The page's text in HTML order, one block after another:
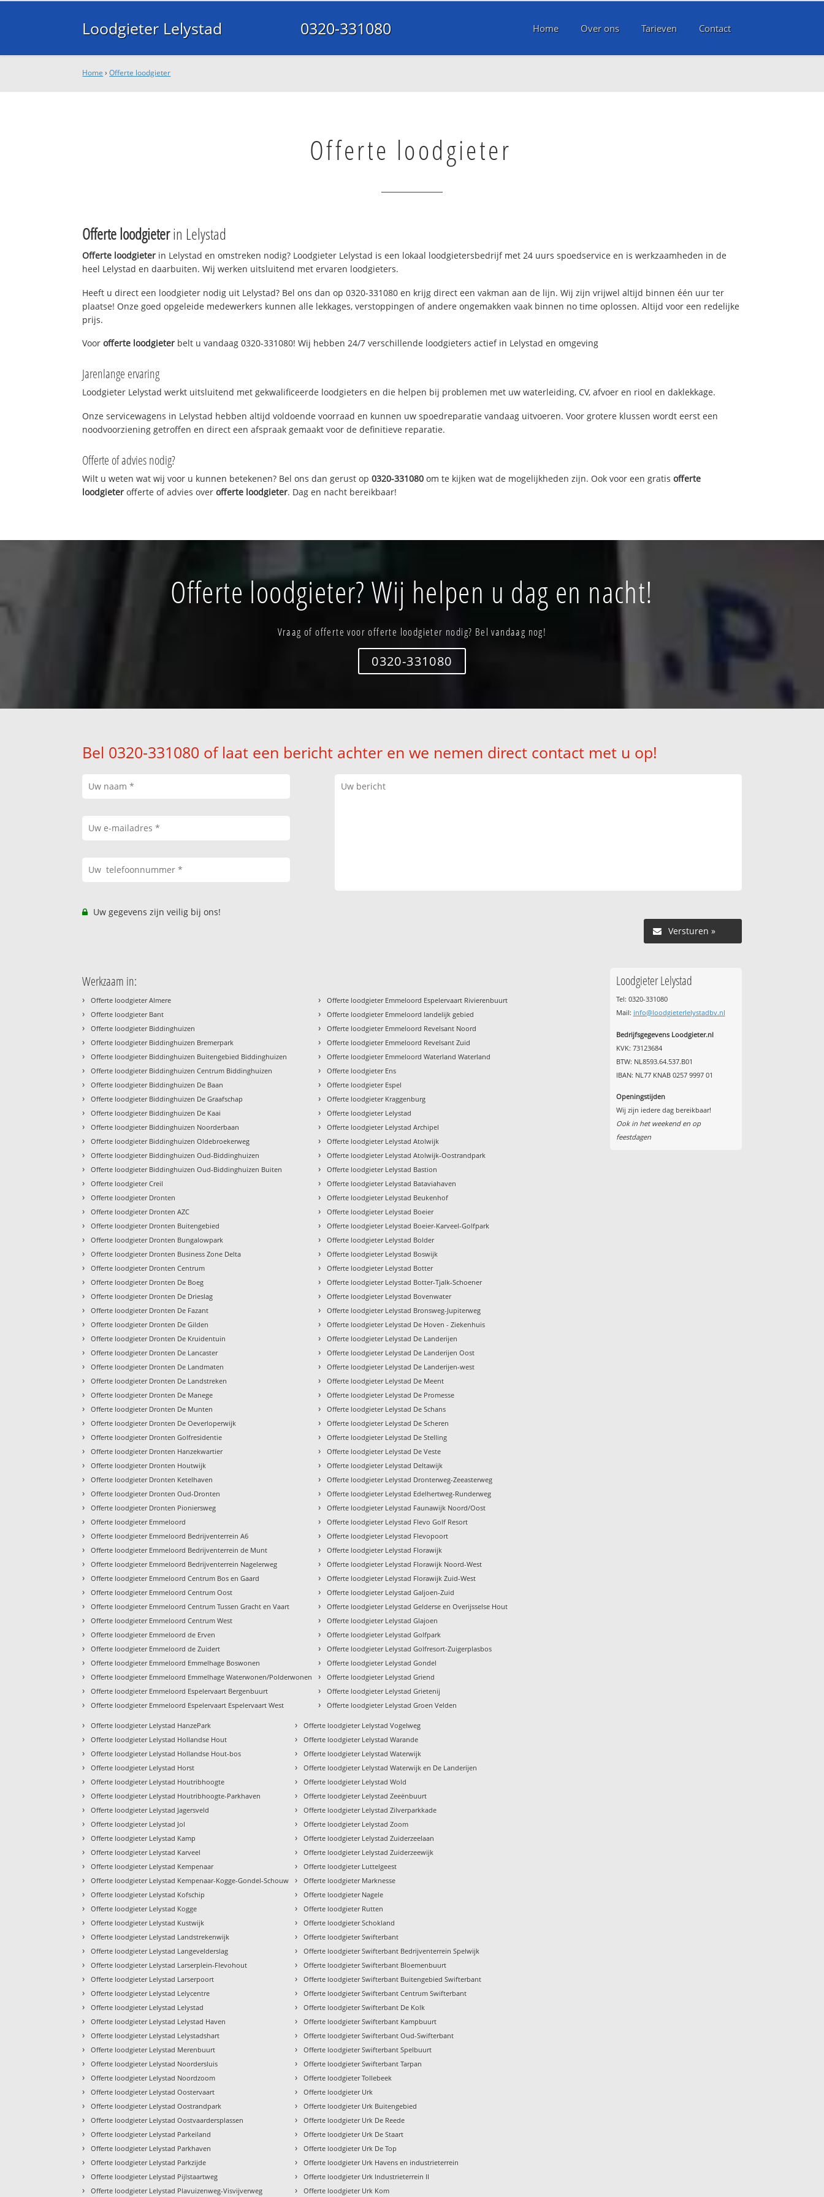
Loodgieter Lelystad 0320-331080 Home Over ons Tarieven Contact
Home ›Offerte loodgieter
Offerte loodgieter
Offerte loodgieterin Lelystad
Offerte loodgieter in Lelystad en omstreken nodig? Loodgieter Lelystad is een lokaal loodgietersbedrijf met 24 uurs spoedservice en is werkzaamheden in de
heel Lelystad en daarbuiten. Wij werken uitsluitend met ervaren loodgieters.
Heeft u direct een loodgieter nodig uit Lelystad? Bel ons dan op 0320-331080 en krijg direct een vakman aan de lijn. Wij zijn vrijwel altijd binnen één uur ter
plaatse! Onze goed opgeleide medewerkers kunnen alle lekkages, verstoppingen of andere ongemakken vaak binnen no time oplossen. Altijd voor een redelijke
prijs.
Voorofferte loodgieter belt u vandaag 0320-331080! Wij hebben 24/7 verschillende loodgieters actief in Lelystad en omgeving
Jarenlange ervaring
Loodgieter Lelystad werkt uitsluitend met gekwalificeerde loodgieters en die helpen bij problemen met uw waterleiding, CV, afvoer en riool en daklekkage.
Onze servicewagens in Lelystad hebben altijd voldoende voorraad en kunnen uw spoedreparatie vandaag uitvoeren. Voor grotere klussen wordt eerst een
noodvoorziening getroffen en direct een afspraak gemaakt voor de definitieve reparatie.
Offerte of advies nodig?
Wilt u weten wat wij voor u kunnen betekenen? Bel ons dan gerust op0320-331080 om te kijken wat de mogelijkheden zijn. Ook voor een gratisofferte
loodgieter offerte of advies overofferte loodgieter. Dag en nacht bereikbaar!
Offerte loodgieter? Wij helpen u dag en nacht!
Vraag of offerte voor offerte loodgieter nodig? Bel vandaag nog!
0320-331080
Bel 0320-331080 of laat een bericht achter en we nemen direct contact met u op!
Uw gegevens zijn veilig bij ons!
Versturen »
Werkzaam in:
› Offerte loodgieter Almere
› Offerte loodgieter Bant
› Offerte loodgieter Biddinghuizen
› Offerte loodgieter Biddinghuizen Bremerpark
› Offerte loodgieter Biddinghuizen Buitengebied Biddinghuizen
› Offerte loodgieter Biddinghuizen Centrum Biddinghuizen
› Offerte loodgieter Biddinghuizen De Baan
› Offerte loodgieter Biddinghuizen De Graafschap
› Offerte loodgieter Biddinghuizen De Kaai
› Offerte loodgieter Biddinghuizen Noorderbaan
› Offerte loodgieter Biddinghuizen Oldebroekerweg
› Offerte loodgieter Biddinghuizen Oud-Biddinghuizen
› Offerte loodgieter Biddinghuizen Oud-Biddinghuizen Buiten
› Offerte loodgieter Creil
› Offerte loodgieter Dronten
› Offerte loodgieter Dronten AZC
› Offerte loodgieter Dronten Buitengebied
› Offerte loodgieter Dronten Bungalowpark
› Offerte loodgieter Dronten Business Zone Delta
› Offerte loodgieter Dronten Centrum
› Offerte loodgieter Dronten De Boeg
› Offerte loodgieter Dronten De Drieslag
› Offerte loodgieter Dronten De Fazant
› Offerte loodgieter Dronten De Gilden
› Offerte loodgieter Dronten De Kruidentuin
› Offerte loodgieter Dronten De Lancaster
› Offerte loodgieter Dronten De Landmaten
› Offerte loodgieter Dronten De Landstreken
› Offerte loodgieter Dronten De Manege
› Offerte loodgieter Dronten De Munten
› Offerte loodgieter Dronten De Oeverloperwijk
› Offerte loodgieter Dronten Golfresidentie
› Offerte loodgieter Dronten Hanzekwartier
› Offerte loodgieter Dronten Houtwijk
› Offerte loodgieter Dronten Ketelhaven
› Offerte loodgieter Dronten Oud-Dronten
› Offerte loodgieter Dronten Pioniersweg
› Offerte loodgieter Emmeloord
› Offerte loodgieter Emmeloord Bedrijventerrein A6
› Offerte loodgieter Emmeloord Bedrijventerrein de Munt
› Offerte loodgieter Emmeloord Bedrijventerrein Nagelerweg
› Offerte loodgieter Emmeloord Centrum Bos en Gaard
› Offerte loodgieter Emmeloord Centrum Oost
› Offerte loodgieter Emmeloord Centrum Tussen Gracht en Vaart
› Offerte loodgieter Emmeloord Centrum West
› Offerte loodgieter Emmeloord de Erven
› Offerte loodgieter Emmeloord de Zuidert
› Offerte loodgieter Emmeloord Emmelhage Boswonen
› Offerte loodgieter Emmeloord Emmelhage Waterwonen/Polderwonen
› Offerte loodgieter Emmeloord Espelervaart Bergenbuurt
› Offerte loodgieter Emmeloord Espelervaart Espelervaart West
› Offerte loodgieter Emmeloord Espelervaart Rivierenbuurt
› Offerte loodgieter Emmeloord landelijk gebied
› Offerte loodgieter Emmeloord Revelsant Noord
› Offerte loodgieter Emmeloord Revelsant Zuid
› Offerte loodgieter Emmeloord Waterland Waterland
› Offerte loodgieter Ens
› Offerte loodgieter Espel
› Offerte loodgieter Kraggenburg
› Offerte loodgieter Lelystad
› Offerte loodgieter Lelystad Archipel
› Offerte loodgieter Lelystad Atolwijk
› Offerte loodgieter Lelystad Atolwijk-Oostrandpark
› Offerte loodgieter Lelystad Bastion
› Offerte loodgieter Lelystad Bataviahaven
› Offerte loodgieter Lelystad Beukenhof
› Offerte loodgieter Lelystad Boeier
› Offerte loodgieter Lelystad Boeier-Karveel-Golfpark
› Offerte loodgieter Lelystad Bolder
› Offerte loodgieter Lelystad Boswijk
› Offerte loodgieter Lelystad Botter
› Offerte loodgieter Lelystad Botter-Tjalk-Schoener
› Offerte loodgieter Lelystad Bovenwater
› Offerte loodgieter Lelystad Bronsweg-Jupiterweg
› Offerte loodgieter Lelystad De Hoven - Ziekenhuis
› Offerte loodgieter Lelystad De Landerijen
› Offerte loodgieter Lelystad De Landerijen Oost
› Offerte loodgieter Lelystad De Landerijen-west
› Offerte loodgieter Lelystad De Meent
› Offerte loodgieter Lelystad De Promesse
› Offerte loodgieter Lelystad De Schans
› Offerte loodgieter Lelystad De Scheren
› Offerte loodgieter Lelystad De Stelling
› Offerte loodgieter Lelystad De Veste
› Offerte loodgieter Lelystad Deltawijk
› Offerte loodgieter Lelystad Dronterweg-Zeeasterweg
› Offerte loodgieter Lelystad Edelhertweg-Runderweg
› Offerte loodgieter Lelystad Faunawijk Noord/Oost
› Offerte loodgieter Lelystad Flevo Golf Resort
› Offerte loodgieter Lelystad Flevopoort
› Offerte loodgieter Lelystad Florawijk
› Offerte loodgieter Lelystad Florawijk Noord-West
› Offerte loodgieter Lelystad Florawijk Zuid-West
› Offerte loodgieter Lelystad Galjoen-Zuid
› Offerte loodgieter Lelystad Gelderse en Overijsselse Hout
› Offerte loodgieter Lelystad Glajoen
› Offerte loodgieter Lelystad Golfpark
› Offerte loodgieter Lelystad Golfresort-Zuigerplasbos
› Offerte loodgieter Lelystad Gondel
› Offerte loodgieter Lelystad Griend
› Offerte loodgieter Lelystad Grietenij
› Offerte loodgieter Lelystad Groen Velden
› Offerte loodgieter Lelystad HanzePark
› Offerte loodgieter Lelystad Hollandse Hout
› Offerte loodgieter Lelystad Hollandse Hout-bos
› Offerte loodgieter Lelystad Horst
› Offerte loodgieter Lelystad Houtribhoogte
› Offerte loodgieter Lelystad Houtribhoogte-Parkhaven
› Offerte loodgieter Lelystad Jagersveld
› Offerte loodgieter Lelystad Jol
› Offerte loodgieter Lelystad Kamp
› Offerte loodgieter Lelystad Karveel
› Offerte loodgieter Lelystad Kempenaar
› Offerte loodgieter Lelystad Kempenaar-Kogge-Gondel-Schouw
› Offerte loodgieter Lelystad Kofschip
› Offerte loodgieter Lelystad Kogge
› Offerte loodgieter Lelystad Kustwijk
› Offerte loodgieter Lelystad Landstrekenwijk
› Offerte loodgieter Lelystad Langevelderslag
› Offerte loodgieter Lelystad Larserplein-Flevohout
› Offerte loodgieter Lelystad Larserpoort
› Offerte loodgieter Lelystad Lelycentre
› Offerte loodgieter Lelystad Lelystad
› Offerte loodgieter Lelystad Lelystad Haven
› Offerte loodgieter Lelystad Lelystadshart
› Offerte loodgieter Lelystad Merenbuurt
› Offerte loodgieter Lelystad Noordersluis
› Offerte loodgieter Lelystad Noordzoom
› Offerte loodgieter Lelystad Oostervaart
› Offerte loodgieter Lelystad Oostrandpark
› Offerte loodgieter Lelystad Oostvaardersplassen
› Offerte loodgieter Lelystad Parkeiland
› Offerte loodgieter Lelystad Parkhaven
› Offerte loodgieter Lelystad Parkzijde
› Offerte loodgieter Lelystad Pijlstaartweg
› Offerte loodgieter Lelystad Plavuizenweg-Visvijverweg
› Offerte loodgieter Lelystad Vogelweg
› Offerte loodgieter Lelystad Warande
› Offerte loodgieter Lelystad Waterwijk
› Offerte loodgieter Lelystad Waterwijk en De Landerijen
› Offerte loodgieter Lelystad Wold
› Offerte loodgieter Lelystad Zeeënbuurt
› Offerte loodgieter Lelystad Zilverparkkade
› Offerte loodgieter Lelystad Zoom
› Offerte loodgieter Lelystad Zuiderzeelaan
› Offerte loodgieter Lelystad Zuiderzeewijk
› Offerte loodgieter Luttelgeest
› Offerte loodgieter Marknesse
› Offerte loodgieter Nagele
› Offerte loodgieter Rutten
› Offerte loodgieter Schokland
› Offerte loodgieter Swifterbant
› Offerte loodgieter Swifterbant Bedrijventerrein Spelwijk
› Offerte loodgieter Swifterbant Bloemenbuurt
› Offerte loodgieter Swifterbant Buitengebied Swifterbant
› Offerte loodgieter Swifterbant Centrum Swifterbant
› Offerte loodgieter Swifterbant De Kolk
› Offerte loodgieter Swifterbant Kampbuurt
› Offerte loodgieter Swifterbant Oud-Swifterbant
› Offerte loodgieter Swifterbant Spelbuurt
› Offerte loodgieter Swifterbant Tarpan
› Offerte loodgieter Tollebeek
› Offerte loodgieter Urk
› Offerte loodgieter Urk Buitengebied
› Offerte loodgieter Urk De Reede
› Offerte loodgieter Urk De Staart
› Offerte loodgieter Urk De Top
› Offerte loodgieter Urk Havens en industrieterrein
› Offerte loodgieter Urk Industrieterrein II
› Offerte loodgieter Urk Kom
Loodgieter Lelystad
Tel: 0320-331080
Mail: info@loodgieterlelystadbv.nl
Bedrijfsgegevens Loodgieter.nl
KVK: 73123684
BTW: NL8593.64.537.B01
IBAN: NL77 KNAB 0257 9997 01
Openingstijden
Wij zijn iedere dag bereikbaar!
Ook in het weekend en op
feestdagen